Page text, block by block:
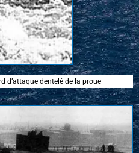
d’attaque dentelé de la proue